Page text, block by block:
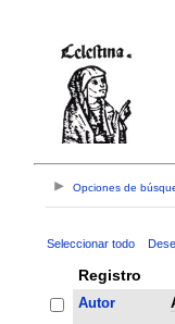
Opciones de
Seleccionar todo
Registro
Autor